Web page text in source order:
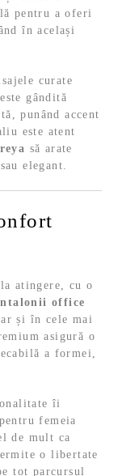
pentru a oferi
în același
curate
gândită
punând accent
este atent
să arate
elegant.
atingere, cu o
office
și în cele mai
asigură o
a formei,
îi
femeia
de mult ca
o libertate
tot parcursul